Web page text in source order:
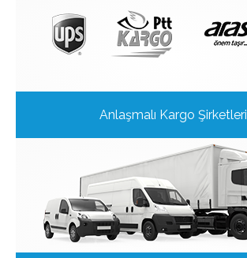
Anlaşmalı Kargo Şirketleri